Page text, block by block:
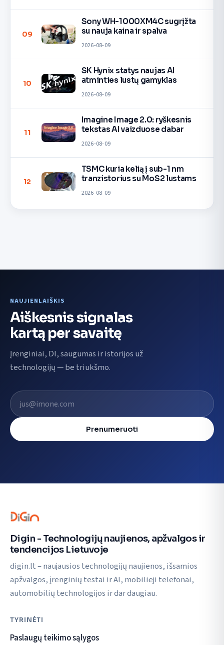
09
Sony WH-1000XM4C sugrįžta
su nauja kaina ir spalva
2026-08-09
10
SK Hynix statys naujas AI
atminties lustų gamyklas
2026-08-09
11
Imagine Image 2.0: ryškesnis
tekstas AI vaizduose dabar
2026-08-09
12
TSMC kuria kelią į sub-1 nm
tranzistorius su MoS2 lustams
2026-08-09
NAUJIENLAIŠKIS
Aiškesnis signalas
kartą per savaitę
Įrenginiai, DI, saugumas ir istorijos už
technologijų — be triukšmo.
El. pašto adresas
Prenumeruoti
Digin - Technologijų naujienos, apžvalgos ir
tendencijos Lietuvoje
digin.lt – naujausios technologijų naujienos, išsamios
apžvalgos, įrenginių testai ir AI, mobilieji telefonai,
automobilių technologijos ir dar daugiau.
TYRINĖTI
Paslaugų teikimo sąlygos